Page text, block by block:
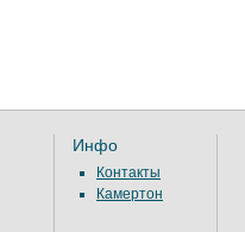
Инфо
Контакты
Камертон